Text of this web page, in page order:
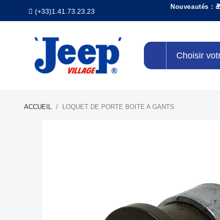
(+33)1.41.73.23.23
Nouveautés :
Choisir
ACCUEIL LOQUET DE PORTE BOITE A GANTS